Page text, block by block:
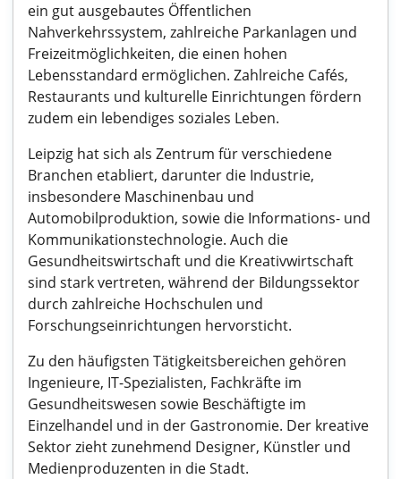
ein gut ausgebautes Öffentlichen
Nahverkehrssystem, zahlreiche Parkanlagen und
Freizeitmöglichkeiten, die einen hohen
Lebensstandard ermöglichen. Zahlreiche Cafés,
Restaurants und kulturelle Einrichtungen fördern
zudem ein lebendiges soziales Leben.
Leipzig hat sich als Zentrum für verschiedene
Branchen etabliert, darunter die Industrie,
insbesondere Maschinenbau und
Automobilproduktion, sowie die Informations- und
Kommunikationstechnologie. Auch die
Gesundheitswirtschaft und die Kreativwirtschaft
sind stark vertreten, während der Bildungssektor
durch zahlreiche Hochschulen und
Forschungseinrichtungen hervorsticht.
Zu den häufigsten Tätigkeitsbereichen gehören
Ingenieure, IT-Spezialisten, Fachkräfte im
Gesundheitswesen sowie Beschäftigte im
Einzelhandel und in der Gastronomie. Der kreative
Sektor zieht zunehmend Designer, Künstler und
Medienproduzenten in die Stadt.